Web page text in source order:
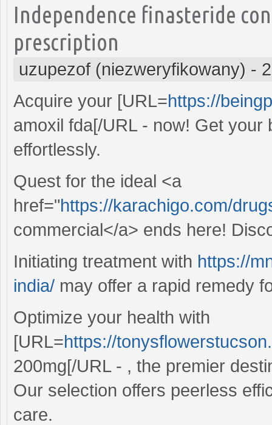
Independence finasteride
prescription
uzupezof (niezweryfikowany) -
Acquire your [URL=https://
amoxil fda[/URL - now! Get
effortlessly.
Quest for the ideal <a
href="https://karachigo.com/
commercial</a> ends here!
Initiating treatment with https://
india/ may offer a rapid remedy
Optimize your health with
[URL=https://
200mg[/URL - , the premier
Our selection offers peerless
care.